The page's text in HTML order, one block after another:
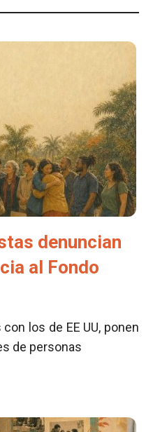
denuncian
al Fondo
los de EE UU, ponen
de personas